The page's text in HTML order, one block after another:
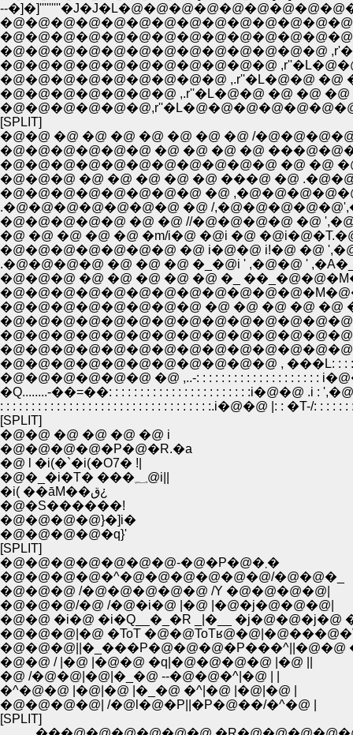
--
�@�@�@�@�@�@�@�@�@�@�@�@�@
�@�@�@�@�@�@�@�@�@�@�@
�@�@�@�@�@�@�@�@�@ ,.r''�L�@�@ �@
�@�@�@�@�@�@�@ ,.r''�L�@�@ �@ �@ �@
[SPLIT]
�@�@ �@ �@ �@ �@ �@ �@ �@ /
�@�@�@�@�@�@ �@ �@ �@ �@
�@�@�@�@�@�@�@�@�@�@�@ �@ �@
�@�@�@ �@ �@ �@ �@ �@ ���@ �@
�@�@�@�@�@�@�@�@ �@
.�@�@�@�@�@�@�@ �@ /
�@�@�@�@�@ �@ �@ //�@�@�@�@ �@
�@ �@ �@ �@ �@ �m/i�@ �@i �@
�@�@�@�@�@�@�@ �@ i�@�@ i!�@ �@
.�@�@�@�@ �@ �@ �@ �_�@i ' ,�@�@ '
�@�@�@ �@ �@ �@ �@ �@ �_
�@�@�@�@�@�@�@�@ �@ �@ �@ �@
�@�@�@�@�@�@�@�@�@�@�@�@�@�@/: :
�@�@�@�@�@�@�@�@�@�@�@ , ���L: : : : : :
�@�@�@�@�@�@ �@ ,..-: : : : : : : : : : : : : : : : : : : :
�Q........-��=��: : : : : : : : : : : : : : : : : : : : : : :i�@�@ .i :
: : : : : : : : : : : : : : : : : : : : : : : : : : : : : : : : : :.i�@�@ |: : �T-/: : : : : :
[SPLIT]
�@�@ �@ �@ �@ �@ i
�@�@�@�@�P�@�R.�a
�@ l �i(�`�i(�O7� !|
�@�_�i�T� ���؁@i||
�i( ��āM��ق¿
�@�S������!
�@�@�@�@}�]i�
�@�@�@�@�q}'
[SPLIT]
�@�@�@�@�@�@�@-�@�P�@�܂�
�@�@�@�@�^�@�@�@�@�@�@/�@�@�_
�@�@�@ /�@�@�@�@�@ /Y �@�@�@�@|
�@�@�@/�@ /�@�i�@ |�@ |�@�j�@�@�@|
�@�@ �i�@ �i�Q__�_�R _|�__ �j�@�@�j�@
�@�@�@|�@ �ToT
�@�@�@||�_���P�@�@�@�P���^||�@�@
�@�@ / |�@ |�@�@ �q|�@�@�@�@ |�@ ||
�@ /�@�@|�@|�_�@ --�@�@�^|�@ | |
�^�@�@ |�@|�@ |�_�@ �^|�@ |�@|�@ |
�@�@�@�@| /�@l�@�P||�P�@��/�^�@ |
[SPLIT]